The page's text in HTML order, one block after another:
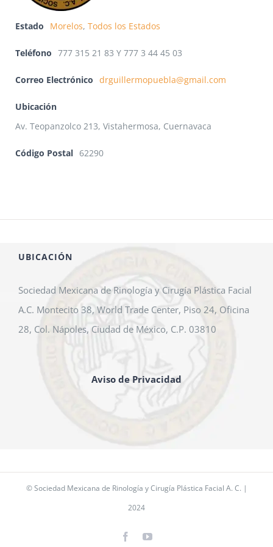
Estado Morelos, Todos los Estados
Teléfono 777 315 21 83 Y 777 3 44 45 03
Correo Electrónico drguillermopuebla@gmail.com
Ubicación
Av. Teopanzolco 213, Vistahermosa, Cuernavaca
Código Postal 62290
UBICACIÓN
Sociedad Mexicana de Rinología y Cirugía Plástica Facial
A.C. Montecito 38, World Trade Center, Piso 24, Oficina
28, Col. Nápoles, Ciudad de México, C.P. 03810
Aviso de Privacidad
© Sociedad Mexicana de Rinología y Cirugía Plástica Facial A. C. |
2024
FacebookYouTube